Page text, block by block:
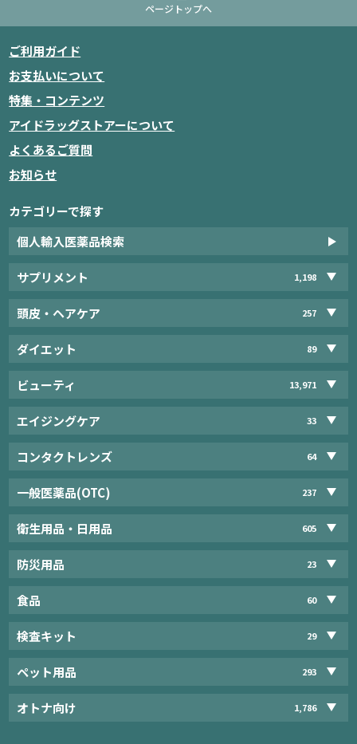
ページトップへ
ご利用ガイド
お支払いについて
特集・コンテンツ
アイドラッグストアーについて
よくあるご質問
お知らせ
カテゴリーで探す
個人輸入医薬品検索
サプリメント 1,198
頭皮・ヘアケア 257
ダイエット 89
ビューティ 13,971
エイジングケア 33
コンタクトレンズ 64
一般医薬品(OTC) 237
衛生用品・日用品 605
防災用品 23
食品 60
検査キット 29
ペット用品 293
オトナ向け 1,786